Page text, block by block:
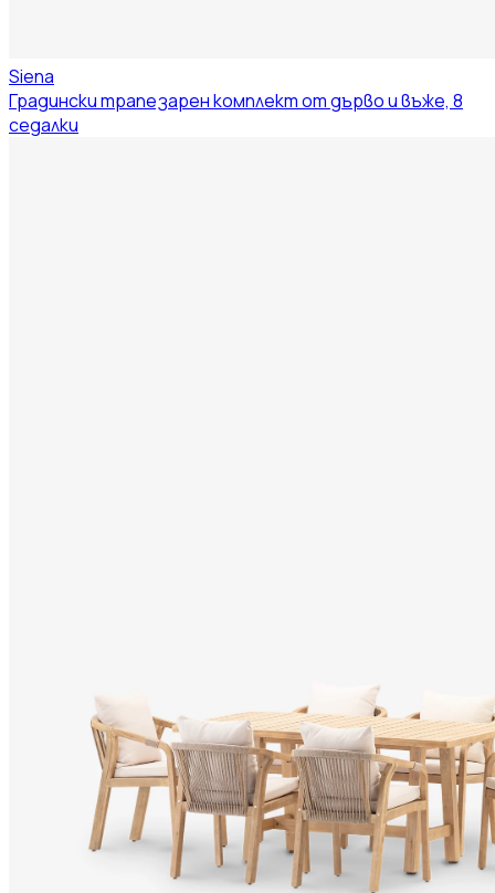
Siena
Градински трапезарен комплект от дърво и въже, 8
седалки